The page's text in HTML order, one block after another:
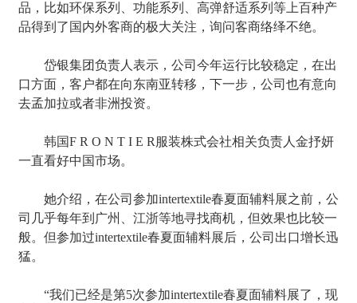
品，比如环保系列、功能系列、高弹舒适系列等上百种产
品得到了国内外客商的极大关注，询问客商络绎不绝。
岱银集团负责人表示，公司今年运行比较稳定，在出
口方面，客户都在向东南亚转移，下一步，公司也有意向
去孟加拉或者非洲投资。
韩国F R O N T I E R服装株式会社相关负责人金抒妍
一直看好中国市场。
她介绍，在公司参加intertextile春夏面辅料展之前，公
司几乎每年到广州、江浙等地寻找商机，但效果也比较一
般。但参加过intertextile春夏面辅料展后，公司出口增长迅
猛。
“我们已经是第5次参加intertextile春夏面辅料展了，现